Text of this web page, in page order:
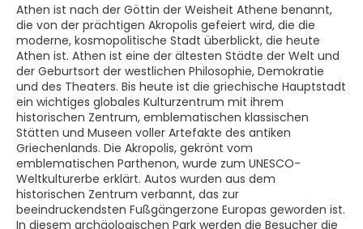
Athen ist nach der Göttin der Weisheit Athene benannt,
die von der prächtigen Akropolis gefeiert wird, die die
moderne, kosmopolitische Stadt überblickt, die heute
Athen ist. Athen ist eine der ältesten Städte der Welt und
der Geburtsort der westlichen Philosophie, Demokratie
und des Theaters. Bis heute ist die griechische Hauptstadt
ein wichtiges globales Kulturzentrum mit ihrem
historischen Zentrum, emblematischen klassischen
Stätten und Museen voller Artefakte des antiken
Griechenlands. Die Akropolis, gekrönt vom
emblematischen Parthenon, wurde zum UNESCO-
Weltkulturerbe erklärt. Autos wurden aus dem
historischen Zentrum verbannt, das zur
beeindruckendsten Fußgängerzone Europas geworden ist.
In diesem archäologischen Park werden die Besucher die